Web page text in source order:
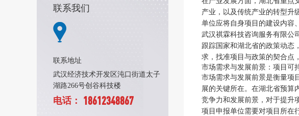
联系我们
联系地址
武汉经济技术开发区沌口街道太子
湖路266号创谷科技楼
电话： 18612348867
产业，以及传统产业的转型升
单位应将自身项目的建设内容
武汉祺霖科技咨询服务有限公
跟踪国家和湖北省的政策动态
求，找准项目与政策的契合点
市场需求与发展前景：项目可
市场需求与发展前景是衡量项
展的关键所在。在湖北省预算
竞争力和发展前景，对于提升
项目申报单位需要对项目所在